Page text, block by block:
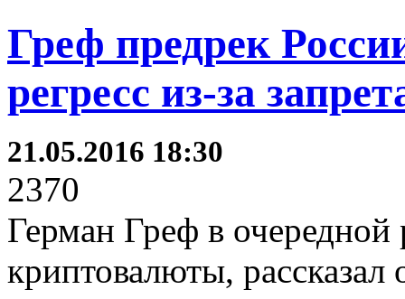
Греф предрек
регресс из-за
21.05.2016 18:30
2370
Герман Греф в очередной
криптовалюты,